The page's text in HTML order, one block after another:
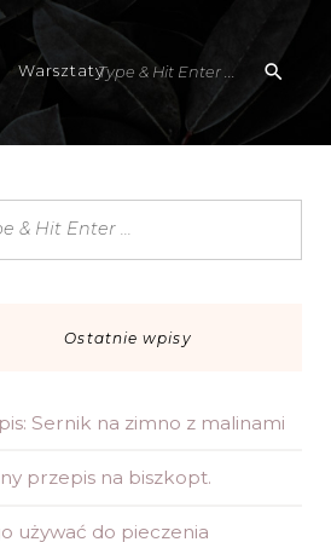
Warsztaty
Ostatnie wpisy
Sernik na zimno z malinami
przepis na biszkopt.
używać do pieczenia